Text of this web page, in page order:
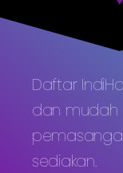
Daftar
dan mudah
sediakan.